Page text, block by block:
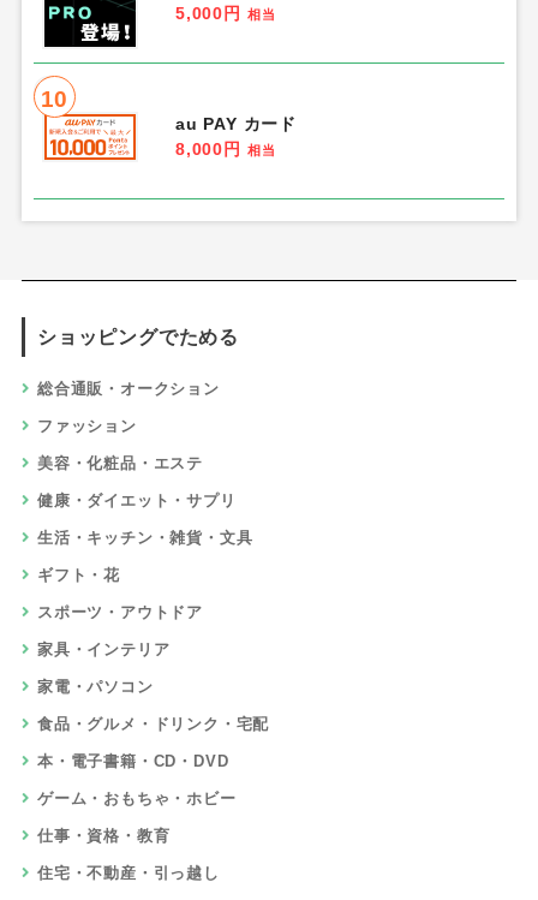
5,000円
相当
10
au PAY カード
8,000円
相当
ショッピングでためる
総合通販・オークション
ファッション
美容・化粧品・エステ
健康・ダイエット・サプリ
生活・キッチン・雑貨・文具
ギフト・花
スポーツ・アウトドア
家具・インテリア
家電・パソコン
食品・グルメ・ドリンク・宅配
本・電子書籍・CD・DVD
ゲーム・おもちゃ・ホビー
仕事・資格・教育
住宅・不動産・引っ越し